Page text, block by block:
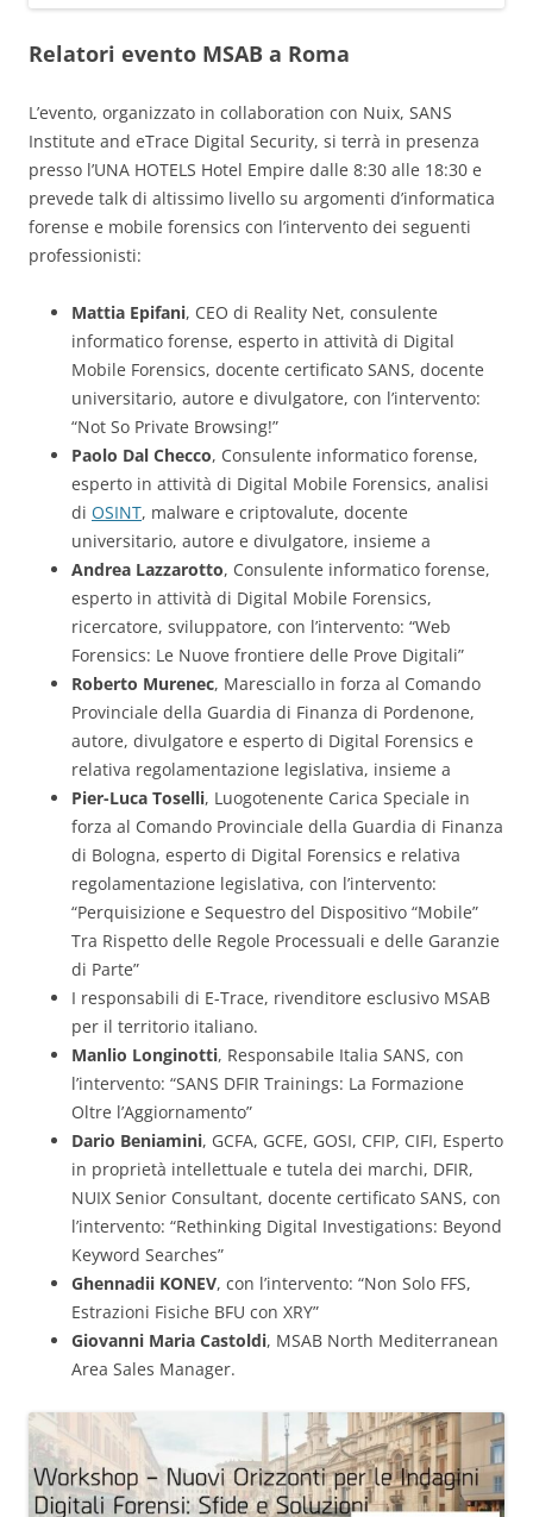
Relatori evento MSAB a Roma
L’evento, organizzato in collaboration con Nuix, SANS
Institute and eTrace Digital Security, si terrà in presenza
presso l’UNA HOTELS Hotel Empire dalle 8:30 alle 18:30 e
prevede talk di altissimo livello su argomenti d’informatica
forense e mobile forensics con l’intervento dei seguenti
professionisti:
Mattia Epifani, CEO di Reality Net, consulente
informatico forense, esperto in attività di Digital
Mobile Forensics, docente certificato SANS, docente
universitario, autore e divulgatore, con l’intervento:
“Not So Private Browsing!”
Paolo Dal Checco, Consulente informatico forense,
esperto in attività di Digital Mobile Forensics, analisi
di OSINT, malware e criptovalute, docente
universitario, autore e divulgatore, insieme a
Andrea Lazzarotto, Consulente informatico forense,
esperto in attività di Digital Mobile Forensics,
ricercatore, sviluppatore, con l’intervento: “Web
Forensics: Le Nuove frontiere delle Prove Digitali”
Roberto Murenec, Maresciallo in forza al Comando
Provinciale della Guardia di Finanza di Pordenone,
autore, divulgatore e esperto di Digital Forensics e
relativa regolamentazione legislativa, insieme a
Pier-Luca Toselli, Luogotenente Carica Speciale in
forza al Comando Provinciale della Guardia di Finanza
di Bologna, esperto di Digital Forensics e relativa
regolamentazione legislativa, con l’intervento:
“Perquisizione e Sequestro del Dispositivo “Mobile”
Tra Rispetto delle Regole Processuali e delle Garanzie
di Parte”
I responsabili di E-Trace, rivenditore esclusivo MSAB
per il territorio italiano.
Manlio Longinotti, Responsabile Italia SANS, con
l’intervento: “SANS DFIR Trainings: La Formazione
Oltre l’Aggiornamento”
Dario Beniamini, GCFA, GCFE, GOSI, CFIP, CIFI, Esperto
in proprietà intellettuale e tutela dei marchi, DFIR,
NUIX Senior Consultant, docente certificato SANS, con
l’intervento: “Rethinking Digital Investigations: Beyond
Keyword Searches”
Ghennadii KONEV, con l’intervento: “Non Solo FFS,
Estrazioni Fisiche BFU con XRY”
Giovanni Maria Castoldi, MSAB North Mediterranean
Area Sales Manager.